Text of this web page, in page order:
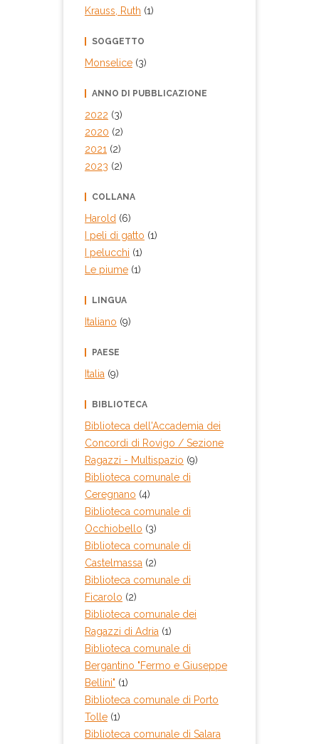
Prestito:
Occhiobello
RAG NF2 JOH 015
Sezione:
Ragazzi
Prestito:
Porto Tolle
Collocazione:
RAGAZZI 813.54 LEI
Inventario:
Note:
Prestito:
Stienta "Leonino Vinicio
Collocazione:
JOH 813.54 R
Inventario:
11579
Note:
Età 6
Prestito:
Ammesso al prestito
Biblioteca comunale di
Villanova del Ghebbo
Collocazione:
R.813.54 LEI
8454
Prestito:
Ammesso al prestito
Biblioteca
dell'Accademia dei
Concordi di Rovigo /
Sezione Ragazzi -
Multispazio
Collocazione:
NF2 JOH 014
Krauss, Ruth (1)
SOGGETTO
Monselice (3)
ANNO DI PUBBLICAZIONE
2022 (3)
2020 (2)
2021 (2)
2023 (2)
COLLANA
Harold (6)
I peli di gatto (1)
I pelucchi (1)
Le piume (1)
LINGUA
Italiano (9)
PAESE
Italia (9)
BIBLIOTECA
Biblioteca dell'Accademia dei
Concordi di Rovigo / Sezione
Ragazzi - Multispazio (9)
Biblioteca comunale di
Ceregnano (4)
Biblioteca comunale di
Occhiobello (3)
Biblioteca comunale di
Castelmassa (2)
Biblioteca comunale di
Ficarolo (2)
Biblioteca comunale dei
Ragazzi di Adria (1)
Biblioteca comunale di
Bergantino "Fermo e Giuseppe
Bellini" (1)
Biblioteca comunale di Porto
Tolle (1)
Biblioteca comunale di Salara